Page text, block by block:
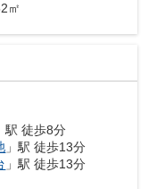
㎡
駅 徒歩8分
」駅 徒歩13分
」駅 徒歩13分